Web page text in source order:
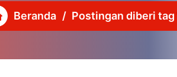
Beranda / Postingan diberi